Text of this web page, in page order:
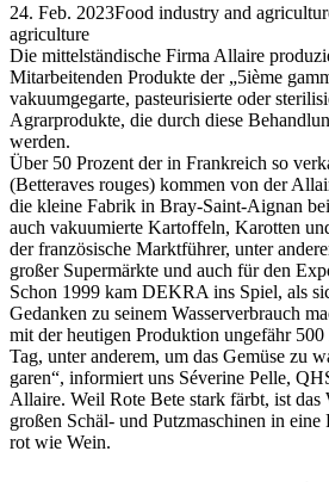
24. Feb. 2023Food industry and
agriculture
Die mittelständische Firma Allaire
Mitarbeitenden Produkte der „5ième
vakuumgegarte, pasteurisierte oder
Agrarprodukte, die durch diese
werden.
Über 50 Prozent der in Frankreich so
(Betteraves rouges) kommen von der
die kleine Fabrik in Bray-Saint-Aignan
auch vakuumierte Kartoffeln, Karotten
der französische Marktführer, unter
großer Supermärkte und auch für den
Schon 1999 kam DEKRA ins Spiel, als
Gedanken zu seinem Wasserverbrauch
mit der heutigen Produktion ungefähr
Tag, unter anderem, um das Gemüse zu
garen“, informiert uns Séverine Pelle,
Allaire. Weil Rote Bete stark färbt, ist das
großen Schäl- und Putzmaschinen in
rot wie Wein.